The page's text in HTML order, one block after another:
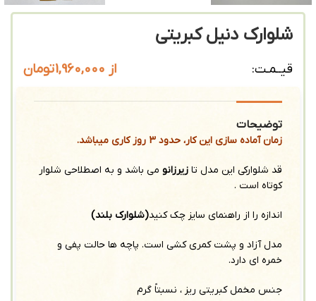
شلوارک دنیل کبریتی
قیــمـت: از 1,960,000تومان
توضیحات
زمان آماده سازی این کار، حدود 3 روز کاری میباشد.
قد شلوارکی این مدل تازیرزانو می باشد و به اصطلاحی شلوار
کوتاه است .
اندازه را از راهنمای سایز چک کنید(شلوارک بلند)
مدل آزاد و پشت کمری کشی است. پاچه ها حالت پفی و
خمره ای دارد.
جنس مخمل کبریتی ریز ، نسبتاً گرم